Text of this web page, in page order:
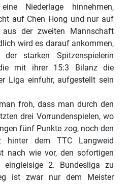
eine Niederlage hinnehmen,
auf Chen Hong und nur auf
aus der zweiten Mannschaft
wird es darauf ankommen,
starken Spitzenspielerin
mit ihrer 15:3 Bilanz die
Liga einfuhr, aufgestellt sein
froh, dass man durch den
drei Vorrundenspielen, wo
fünf Punkte zog, noch den
hinter dem TTC Langweid
nach wie vor, den sofortigen
eingleisige 2. Bundesliga zu
ist zwar nur dem Meister